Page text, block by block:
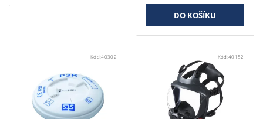
Kód:40302 Kód:40152